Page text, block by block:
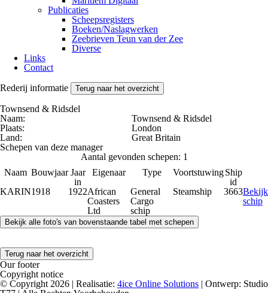
Publicaties
Scheepsregisters
Boeken/Naslagwerken
Zeebrieven Teun van der Zee
Diverse
Links
Contact
Rederij informatie
Terug naar het overzicht
Townsend & Ridsdel
Naam:
Townsend & Ridsdel
Plaats:
London
Land:
Great Britain
Schepen van deze manager
Aantal gevonden schepen: 1
Naam Bouwjaar Jaar
in
Eigenaar Type VoortstuwingShip
id
KARIN1918 1922African
Coasters
Ltd
General
Cargo
schip
Steamship 3663Bekijk
schip
Terug naar het overzicht
Our footer
Copyright notice
© Copyright 2026 | Realisatie: 4ice Online Solutions | Ontwerp: Studio